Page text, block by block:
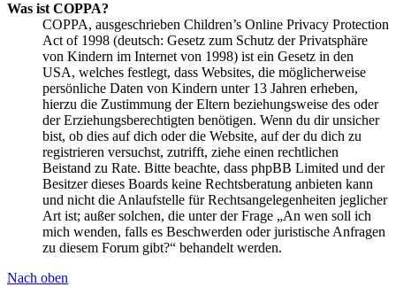
Was ist COPPA?
COPPA, ausgeschrieben Children’s Online Privacy Protection
Act of 1998 (deutsch: Gesetz zum Schutz der Privatsphäre
von Kindern im Internet von 1998) ist ein Gesetz in den
USA, welches festlegt, dass Websites, die möglicherweise
persönliche Daten von Kindern unter 13 Jahren erheben,
hierzu die Zustimmung der Eltern beziehungsweise des oder
der Erziehungsberechtigten benötigen. Wenn du dir unsicher
bist, ob dies auf dich oder die Website, auf der du dich zu
registrieren versuchst, zutrifft, ziehe einen rechtlichen
Beistand zu Rate. Bitte beachte, dass phpBB Limited und der
Besitzer dieses Boards keine Rechtsberatung anbieten kann
und nicht die Anlaufstelle für Rechtsangelegenheiten jeglicher
Art ist; außer solchen, die unter der Frage „An wen soll ich
mich wenden, falls es Beschwerden oder juristische Anfragen
zu diesem Forum gibt?“ behandelt werden.
Nach oben